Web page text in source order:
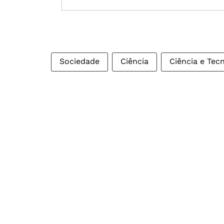
Sociedade Ciência Ciência e